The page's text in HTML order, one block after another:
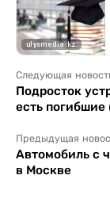
Следующая
Подросток
есть
Предыдущая
Автомобиль с
в Москве